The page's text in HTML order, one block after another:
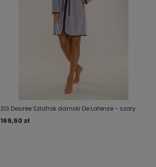
313 Desiree Szlafrok damski De Lafense - szary
169,50 zł